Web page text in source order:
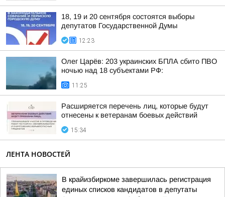
18, 19 и 20 сентября состоятся выборы
депутатов Государственной Думы
12:23
Олег Царёв: 203 украинских БПЛА сбито ПВО
ночью над 18 субъектами РФ:
11:25
Расширяется перечень лиц, которые будут
отнесены к ветеранам боевых действий
15:34
ЛЕНТА НОВОСТЕЙ
В крайизбиркоме завершилась регистрация
единых списков кандидатов в депутаты